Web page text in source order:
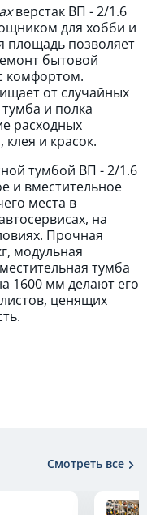
верстак ВП - 2/1.6
для хобби и
площадь позволяет
бытовой
комфортом.
от случайных
и полка
расходных
и красок.
тумбой ВП - 2/1.6
и вместительное
места в
на
Прочная
модульная
тумба
1600 мм делают его
ценящих
Смотреть все